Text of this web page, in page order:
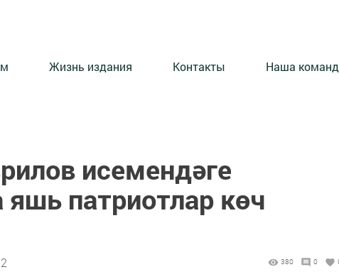
Жизнь издания Контакты Наша
исемендәге
яшь патриотлар көч
380 0